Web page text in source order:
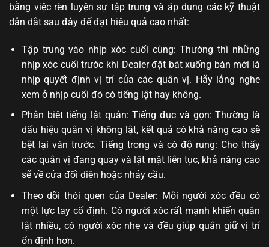
bằng việc rèn luyện sự tập trung và áp dụng các kỹ thuật
dẫn dắt sau đây để đạt hiệu quả cao nhất:
Tập trung vào nhịp xóc cuối cùng: Thường thì những
nhịp xóc cuối trước khi Dealer đặt bát xuống bàn mới là
nhịp quyết định vị trí của các quân vị. Hãy lắng nghe
xem ở nhịp cuối đó có tiếng lật hay không.
Phân biệt tiếng lật quân: Tiếng đục và gọn: Thường là
dấu hiệu quân vị không lật, kết quả có khả năng cao sẽ
bệt lại ván trước. Tiếng trong và có độ rung: Cho thấy
các quân vị đang quay và lật mặt liên tục, khả năng cao
sẽ về cửa đối diện hoặc nhảy cầu.
Theo dõi thói quen của Dealer: Mỗi người xóc đều có
một lực tay cố định. Có người xóc rất mạnh khiến quân
lật nhiều, có người xóc nhẹ và đều giúp quân giữ vị trí
ổn định hơn.